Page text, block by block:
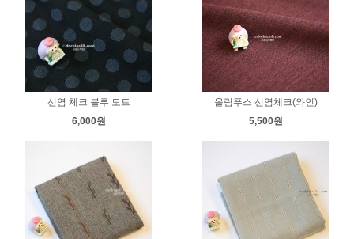
선염 체크 블루 도트
6,000원
올림푸스 선염체크(와인)
5,500원